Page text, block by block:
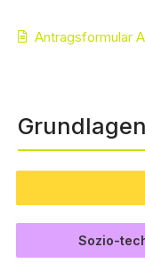
Antragsformular
Sozio-